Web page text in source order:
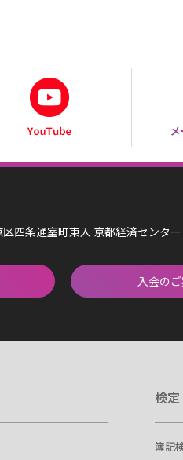
四条通室町東入 京都経済センター
入会の
検定
簿記